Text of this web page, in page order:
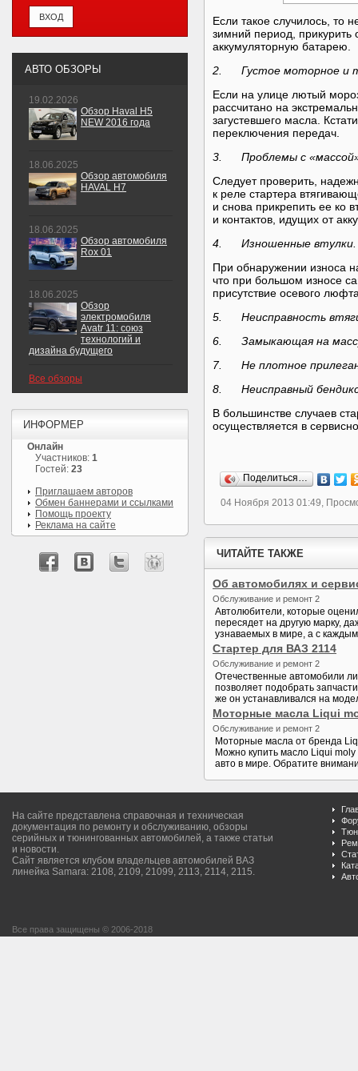
Если такое случилось, то
зимний период, прикурить
аккумуляторную батарею.
2. Густое моторное и
Если на улице лютый
рассчитано на
загустевшего масла.
переключения передач.
3. Проблемы с
Следует проверить,
к реле стартера
и снова прикрепить ее ко
и контактов, идущих от
4. Изношенные втулки.
При обнаружении износа
что при большом износе
присутствие осевого
5. Неисправность
6. Замыкающая на
7. Не плотное
8. Неисправный
В большинстве случаев
осуществляется в
Поделиться…
04 Ноября 2013 01:49,
ЧИТАЙТЕ ТАКЖЕ
Об автомобилях и
Обслуживание и ремонт 2
Автолюбители, которые
пересядет на другую марку,
узнаваемых в мире, а с
Стартер для ВАЗ 2114
Обслуживание и ремонт 2
Отечественные автомобили
позволяет подобрать
же он устанавливался на
Моторные масла Liqui
Обслуживание и ремонт 2
Моторные масла от бренда
Можно купить масло Liqui
авто в мире. Обратите
АВТО ОБЗОРЫ
19.02.2026
Обзор Haval H5
NEW 2016 года
18.06.2025
Обзор автомобиля
HAVAL H7
18.06.2025
Обзор автомобиля
Rox 01
18.06.2025
Обзор
электромобиля
Avatr 11: союз
технологий и
дизайна будущего
Все обзоры
ИНФОРМЕР
Онлайн
Участников: 1
Гостей: 23
Приглашаем авторов
Обмен баннерами и ссылками
Помощь проекту
Реклама на сайте
На сайте представлена справочная и техническая
документация по ремонту и обслуживанию, обзоры
серийных и тюнингованных автомобилей, а также статьи
и новости.
Сайт является клубом владельцев автомобилей ВАЗ
линейка Samara: 2108, 2109, 21099, 2113, 2114, 2115.
Все права защищены © 2006-2018